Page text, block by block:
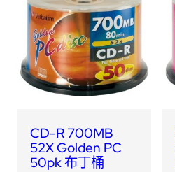
CD-R 700MB
52X Golden PC
50pk 布丁桶